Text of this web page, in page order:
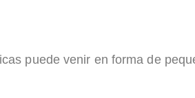
puede venir en forma de